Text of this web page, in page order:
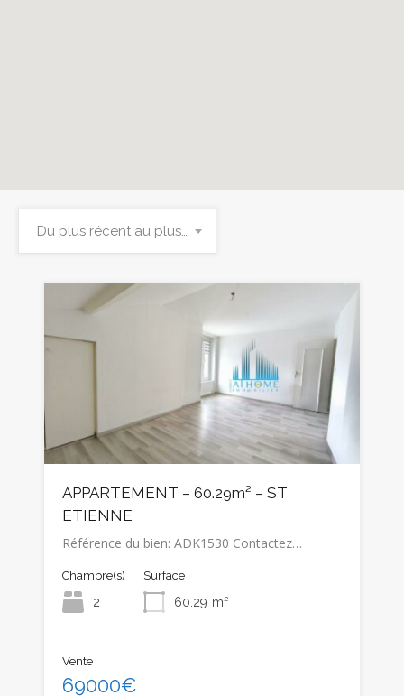
Du plus récent au plus ancien
APPARTEMENT – 60.29m² – ST
ETIENNE
Référence du bien: ADK1530 Contactez…
Chambre(s)
2
Surface
60.29 m²
Vente
69000€